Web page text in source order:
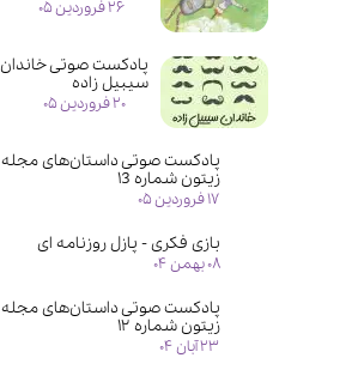
۲۶ فروردین ۰۵
پادکست صوتی خاندان
سیبیل زاده
۲۰ فروردین ۰۵
پادکست صوتی داستان‌های مجله
زیتون شماره ۱3
۱۷ فروردین ۰۵
بازی فکری - پازل روزنامه ای
۰۸ بهمن ۰۴
پادکست صوتی داستان‌های مجله
زیتون شماره ۱۲
۲۳ آبان ۰۴